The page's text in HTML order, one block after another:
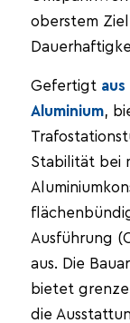
oberstem
Gefertigt
Aluminium,
Stabilität bei
Ausführung
aus. Die
bietet
die